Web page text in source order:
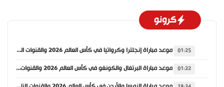
كرونو
01:25 موعد مباراة إنجلترا وكرواتيا في كأس العالم 2026 والقنوات الناقلة
01:22 موعد مباراة البرتغال والكونغو في كأس العالم 2026 والقنوات الناقلة